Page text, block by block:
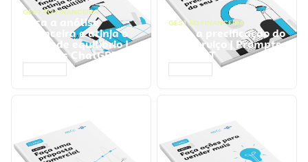
GESTÃO FINANCEIRA
Faça a análise
financeira e atinja o
ponto de equilíbrio |
Prompts ChatGPT
GESTÃO FINANCEIRA
Faça a precificação do
seu serviço | Prompts
ChatGPT